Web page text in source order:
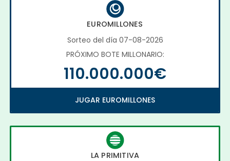
EUROMILLONES
Sorteo del día 07-08-2026
PRÓXIMO BOTE MILLONARIO:
110.000.000€
JUGAR EUROMILLONES
LA PRIMITIVA